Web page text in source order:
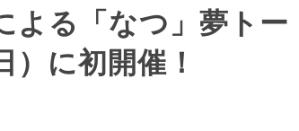
よる「なつ」夢トー
に初開催！